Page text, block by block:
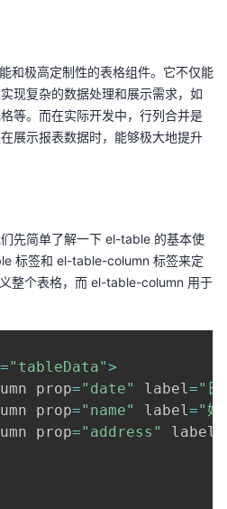
和极高定制性的表格组件。它不仅能
现复杂的数据处理和展示需求，如
等。而在实际开发中，行列合并是
展示报表数据时，能够极大地提升
先简单了解一下 el-table 的基本使
标签和 el-table-column 标签来定
整个表格，而 el-table-column 用于
="tableData">
prop="date" label="日
prop="name" label="姓
prop="address" label